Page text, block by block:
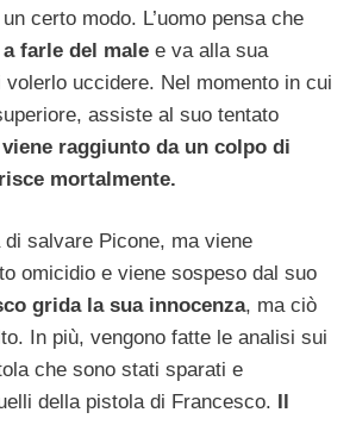
certo modo. L’uomo pensa che
farle del male e va alla sua
uccidere. Nel momento in cui
assiste al suo tentato
raggiunto da un colpo di
mortalmente.
di salvare Picone, ma viene
omicidio e viene sospeso dal suo
grida la sua innocenza, ma ciò
In più, vengono fatte le analisi sui
che sono stati sparati e
della pistola di Francesco.